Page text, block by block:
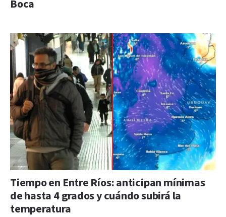
Boca
Tiempo en Entre Ríos: anticipan mínimas
de hasta 4 grados y cuándo subirá la
temperatura